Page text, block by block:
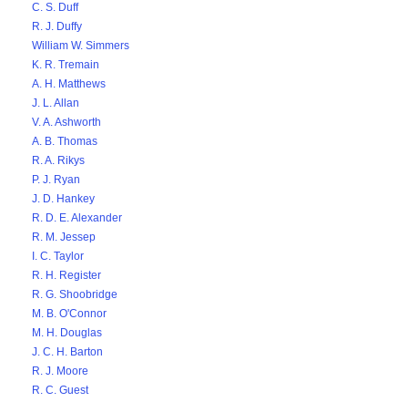
C. S. Duff
R. J. Duffy
William W. Simmers
K. R. Tremain
A. H. Matthews
J. L. Allan
V. A. Ashworth
A. B. Thomas
R. A. Rikys
P. J. Ryan
J. D. Hankey
R. D. E. Alexander
R. M. Jessep
I. C. Taylor
R. H. Register
R. G. Shoobridge
M. B. O'Connor
M. H. Douglas
J. C. H. Barton
R. J. Moore
R. C. Guest